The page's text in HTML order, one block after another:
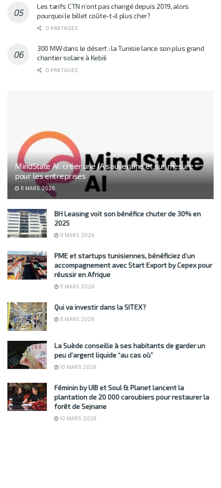
Les tarifs CTN n’ont pas changé depuis 2019, alors
pourquoi le billet coûte-t-il plus cher?
0 PARTAGES
300 MW dans le désert : la Tunisie lance son plus grand
chantier solaire à Kebili
0 PARTAGES
MindState AI: créer une IA souveraine et sur mesure
pour les entreprises
11 MARS 2026
BH Leasing voit son bénéfice chuter de 30% en
2025
11 MARS 2026
PME et startups tunisiennes, bénéficiez d’un
accompagnement avec Start Export by Cepex pour
réussir en Afrique
11 MARS 2026
Qui va investir dans la SITEX?
11 MARS 2026
La Suède conseille à ses habitants de garder un
peu d’argent liquide “au cas où”
10 MARS 2026
Féminin by UIB et Soul & Planet lancent la
plantation de 20 000 caroubiers pour restaurer la
forêt de Sejnane
10 MARS 2026